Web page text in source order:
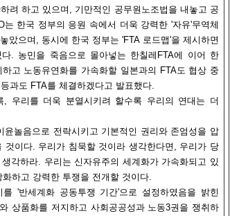
려 하고 있으며, 기만적인 공무원노조법을 내놓고 공
한국 정부의 응원 속에서 더욱 강력한 '자유'무역체
았으며, 동시에 한국 정부는 'FTA 로드맵'을 제시하면
. 농민을 죽음으로 몰아넣는 한칠레FTA에 이어 한
고 노동유연화를 가속화할 일본과의 FTA도 협상 중
과도 FTA를 체결하겠다고 발표했다.
, 우리를 더욱 분열시키려 할수록 우리의 연대는 더
놀음으로 전락시키고 기본적인 권리와 존엄성을 압
이다. 우리가 침묵할 것이라 생각한다면, 우리가 당
각하라. 우리는 신자유주의 세계화가 가속화되고 있
하고 강력한 투쟁을 전개할 것이다.
'반세계화 공동투쟁 기간'으로 설정하였음을 밝힌
상품화를 저지하고 사회공공성과 노동3권을 쟁취하